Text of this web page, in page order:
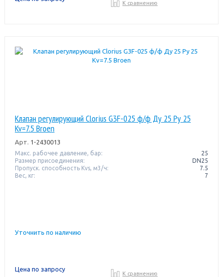
К сравнению
Клапан регулирующий Clorius G3F-025 ф/ф Ду 25 Ру 25
Kv=7.5 Broen
Арт. 1-2430013
Макс. рабочее давление, бар:
25
Размер присоединения:
DN25
Пропуск. способность Kvs, м3/ч:
7.5
Вес, кг:
7
Уточнить по наличию
Цена по запросу
К сравнению